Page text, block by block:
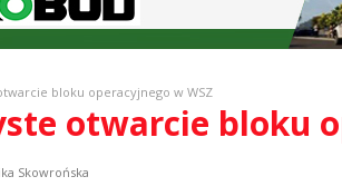
bloku operacyjnego w WSZ
otwarcie bloku
Skowrońska